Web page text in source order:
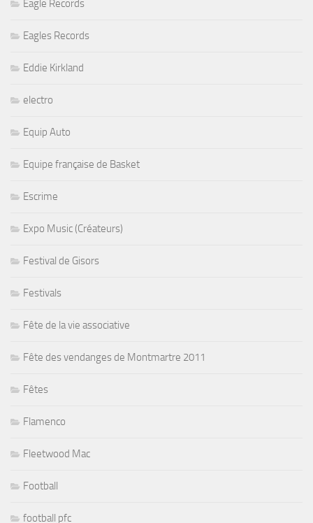
Eagle Records
Eagles Records
Eddie Kirkland
electro
Equip Auto
Equipe française de Basket
Escrime
Expo Music (Créateurs)
Festival de Gisors
Festivals
Fête de la vie associative
Fête des vendanges de Montmartre 2011
Fêtes
Flamenco
Fleetwood Mac
Football
football pfc